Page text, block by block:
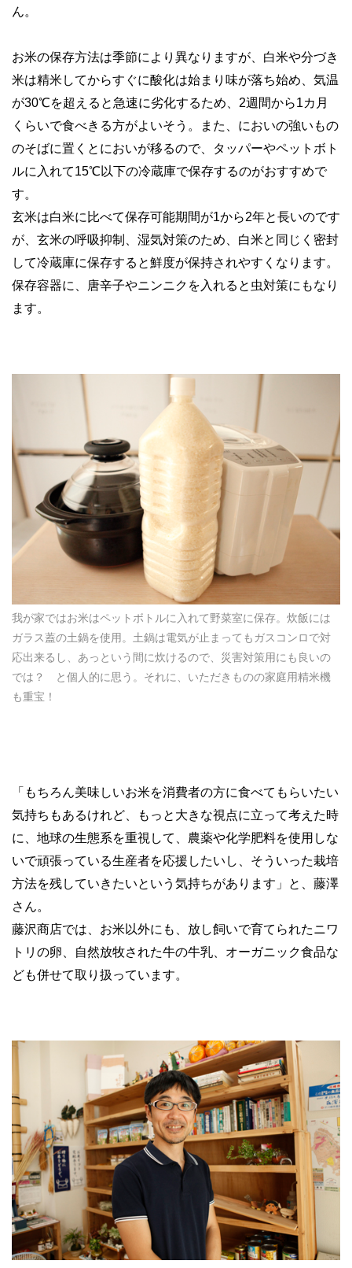
ん。
お米の保存方法は季節により異なりますが、白米や分づき
米は精米してからすぐに酸化は始まり味が落ち始め、気温
が30℃を超えると急速に劣化するため、2週間から1カ月
くらいで食べきる方がよいそう。また、においの強いもの
のそばに置くとにおいが移るので、タッパーやペットボト
ルに入れて15℃以下の冷蔵庫で保存するのがおすすめで
す。
玄米は白米に比べて保存可能期間が1から2年と長いのです
が、玄米の呼吸抑制、湿気対策のため、白米と同じく密封
して冷蔵庫に保存すると鮮度が保持されやすくなります。
保存容器に、唐辛子やニンニクを入れると虫対策にもなり
ます。
我が家ではお米はペットボトルに入れて野菜室に保存。炊飯には
ガラス蓋の土鍋を使用。土鍋は電気が止まってもガスコンロで対
応出来るし、あっという間に炊けるので、災害対策用にも良いの
では？ と個人的に思う。それに、いただきものの家庭用精米機
も重宝！
「もちろん美味しいお米を消費者の方に食べてもらいたい
気持ちもあるけれど、もっと大きな視点に立って考えた時
に、地球の生態系を重視して、農薬や化学肥料を使用しな
いで頑張っている生産者を応援したいし、そういった栽培
方法を残していきたいという気持ちがあります」と、藤澤
さん。
藤沢商店では、お米以外にも、放し飼いで育てられたニワ
トリの卵、自然放牧された牛の牛乳、オーガニック食品な
ども併せて取り扱っています。